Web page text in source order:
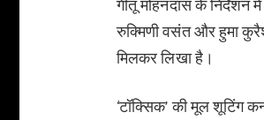
रुक्मिणी वसंत और हुमा
मिलकर लिखा है।
‘टॉक्सिक’ की मूल शूटिंग